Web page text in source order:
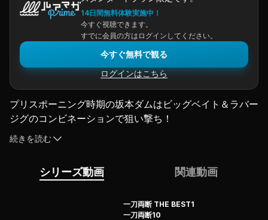
14日間無料体験実施中！
今すぐ視聴できます。
すでに会員の方はログインしてください。
今すぐ無料で観る
ログインはこちら
プリスポーニング時期の坂本ダムはビッグベイト＆ラバー
ジグのコンビネーションで狙い撃ち！
ステージングエリアに潜むバスをビッグベイトで誘い出し
てラバージグで口を使わせるという絶妙なテクニックは必
ポストスポーニングの湯原湖ではビッグベイト＆テキサス
夏の旭川ダムでは陸っぱり。ニュージャンルのS字形プラ
続きを読む
シリーズ動画 関連動画
一刀両断 THE BEST1
一刀両断10